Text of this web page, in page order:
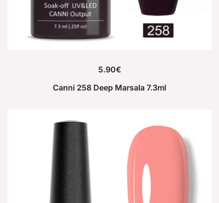
5.90€
Canni 258 Deep Marsala 7.3ml